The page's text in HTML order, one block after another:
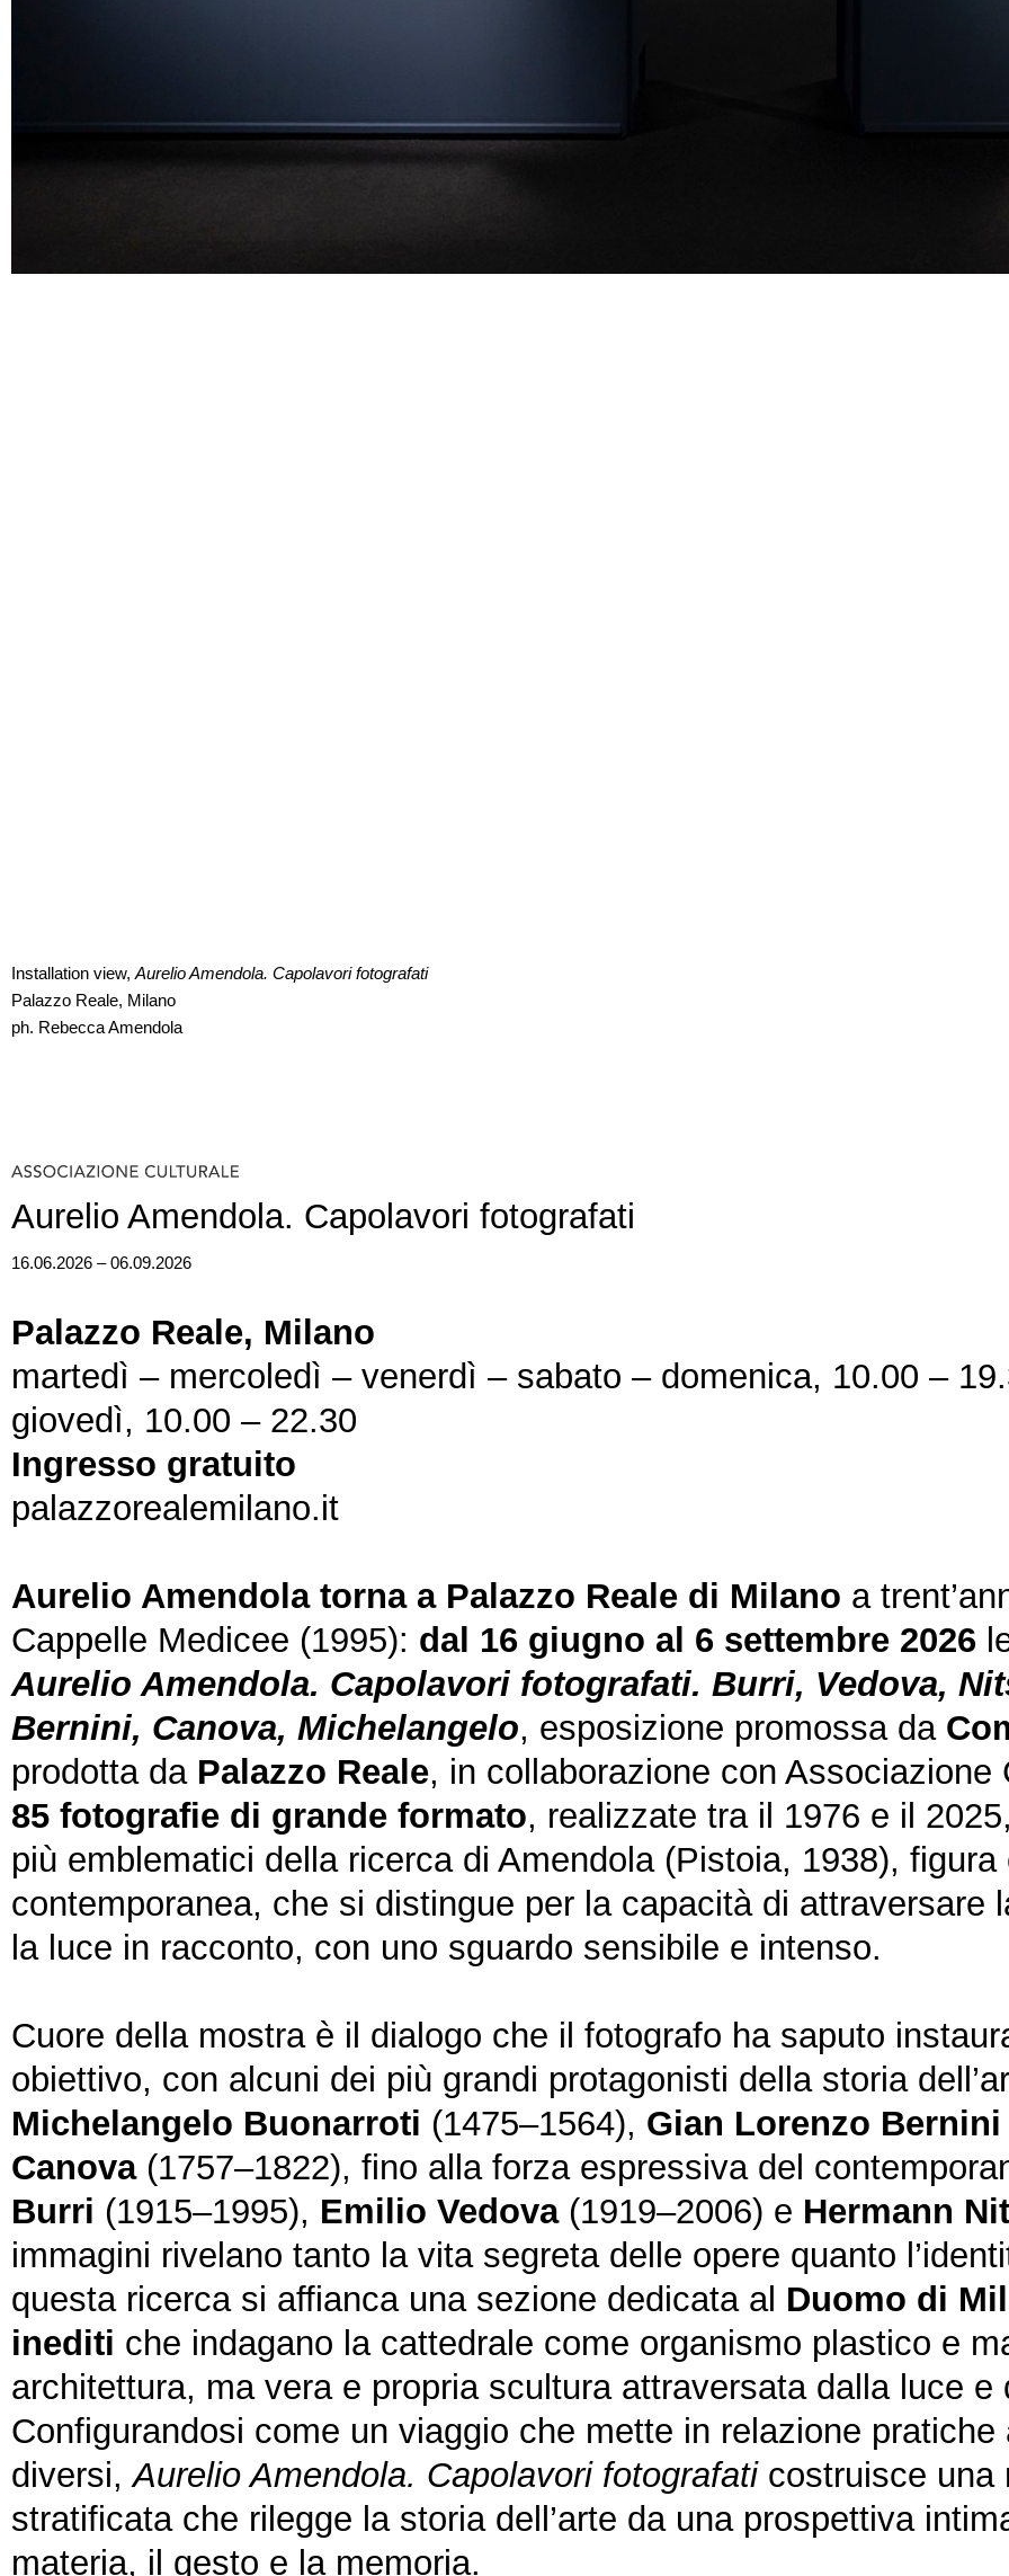
Installation view, Aurelio Amendola. Capolavori fotografati
Palazzo Reale, Milano
ph. Rebecca Amendola
Aurelio Amendola. Capolavori fotografati
16.06.2026 – 06.09.2026
Palazzo Reale, Milano
martedì – mercoledì – venerdì – sabato – domenica, 10.00 –
giovedì, 10.00 – 22.30
Ingresso gratuito
palazzorealemilano.it
Aurelio Amendola torna a Palazzo Reale di Milano a
Cappelle Medicee (1995): dal 16 giugno al 6 settembre 2026
Aurelio Amendola. Capolavori fotografati. Burri, Vedova,
Bernini, Canova, Michelangelo, esposizione promossa da
prodotta da Palazzo Reale, in collaborazione con Associazione
85 fotografie di grande formato, realizzate tra il 1976 e il
più emblematici della ricerca di Amendola (Pistoia, 1938), figura
contemporanea, che si distingue per la capacità di attraversare
la luce in racconto, con uno sguardo sensibile e intenso.
Cuore della mostra è il dialogo che il fotografo ha saputo
obiettivo, con alcuni dei più grandi protagonisti della storia
Michelangelo Buonarroti (1475–1564), Gian Lorenzo Bernini
Canova(1757–1822), fino alla forza espressiva del
Burri (1915–1995), Emilio Vedova(1919–2006) e Hermann
immagini rivelano tanto la vita segreta delle opere quanto
questa ricerca si affianca una sezione dedicata al Duomo di
inediti che indagano la cattedrale come organismo plastico e
architettura, ma vera e propria scultura attraversata dalla luce e
Configurandosi come un viaggio che mette in relazione
diversi,Aurelio Amendola. Capolavori fotografaticostruisce una
stratificata che rilegge la storia dell’arte da una prospettiva
materia, il gesto e la memoria.